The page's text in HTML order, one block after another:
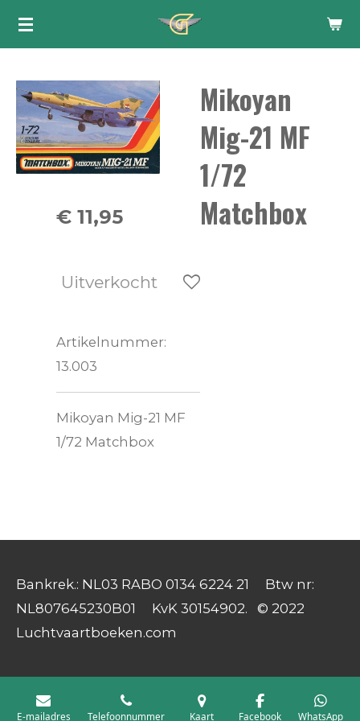
Ga
de
hoofdinhoud
Mikoyan
Mig-21 MF
1/72
Matchbox
€ 11,95
Uitverkocht
Artikelnummer:
13.003
Mikoyan Mig-21 MF
1/72 Matchbox
Bankrek.: NL03 RABO 0134 6224 21 Btw nr:
NL807645230B01 KvK 30154902. © 2022
Luchtvaartboeken.com
E-mailadres Telefoonnummer Kaart Facebook WhatsApp